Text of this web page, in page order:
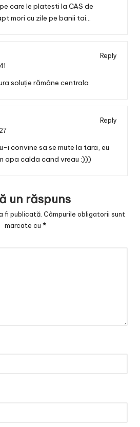
care le platesti la CAS de
mori cu zile pe banii tai…
Reply
soluție rămâne centrala
Reply
i convine sa se mute la tara, eu
apa calda cand vreau :)))
un răspuns
fi publicată. Câmpurile obligatorii sunt
marcate cu *